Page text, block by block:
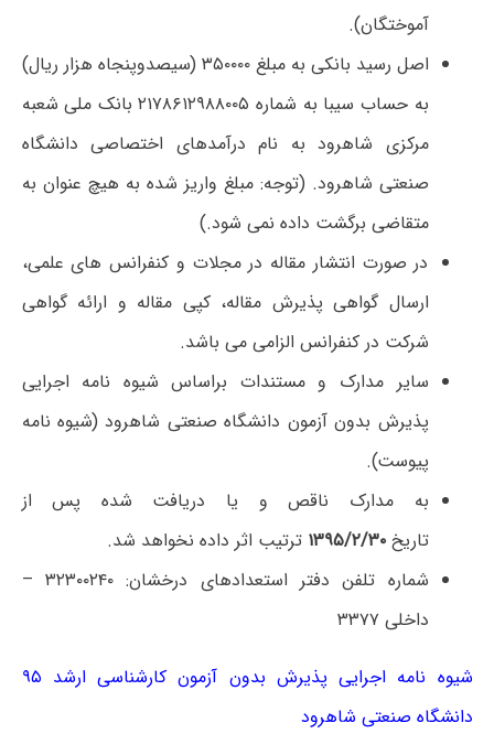
آموختگان).
اصل رسید بانکی به مبلغ ۳۵۰۰۰۰ (سیصدوپنجاه هزار ریال)
به حساب سیبا به شماره ۲۱۷۸۶۱۲۹۸۸۰۰۵ بانک ملی شعبه
مرکزی شاهرود به نام درآمدهای اختصاصی دانشگاه
صنعتی شاهرود. (توجه: مبلغ واریز شده به هیچ عنوان به
متقاضی برگشت داده نمی شود.)
در صورت انتشار مقاله در مجلات و کنفرانس های علمی،
ارسال گواهی پذیرش مقاله، کپی مقاله و ارائه گواهی
شرکت در کنفرانس الزامی می باشد.
سایر مدارک و مستندات براساس شیوه نامه اجرایی
پذیرش بدون آزمون دانشگاه صنعتی شاهرود (شیوه نامه
پیوست).
به مدارک ناقص و یا دریافت شده پس از
تاریخ ۱۳۹۵/۲/۳۰
ترتیب اثر داده نخواهد شد.
شماره تلفن دفتر استعدادهای درخشان: ۳۲۳۰۰۲۴۰ –
داخلی ۳۳۷۷
شیوه نامه اجرایی پذیرش بدون آزمون کارشناسی ارشد ۹۵
دانشگاه صنعتی شاهرود